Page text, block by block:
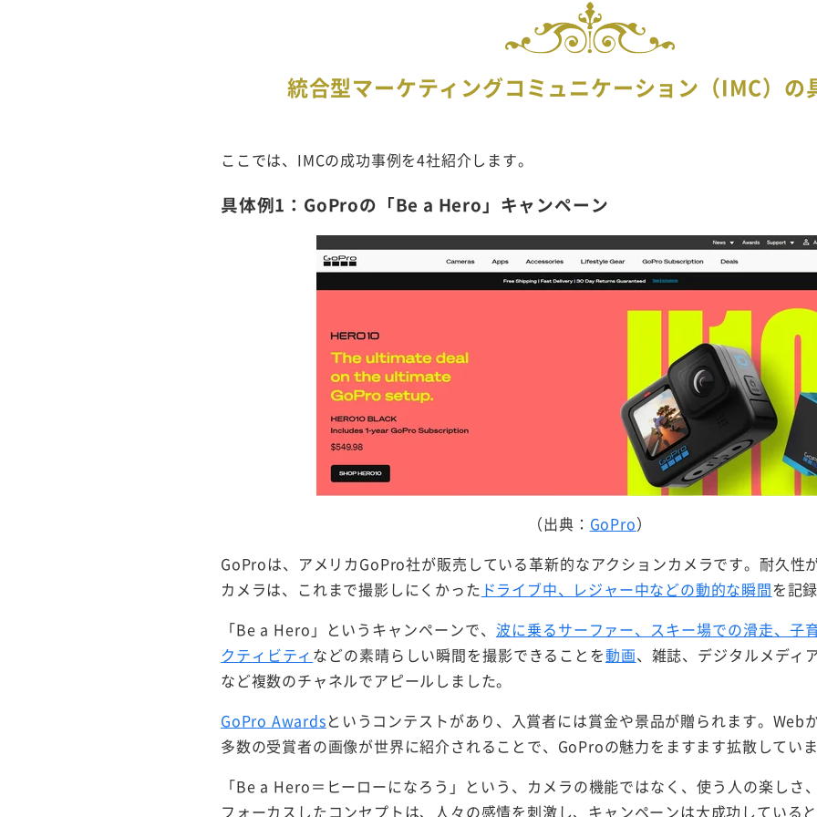
統合型マーケティングコミュニケーション（IMC）の
ここでは、IMCの成功事例を4社紹介します。
具体例1：GoProの「Be a Hero」キャンペーン
（出典： GoPro）
GoProは、アメリカGoPro社が販売している革新的なアクションカメラです。耐久性
カメラは、これまで撮影しにくかった ドライブ中、レジャー中などの動的な瞬間を記
「Be a Hero」というキャンペーンで、 波に乗るサーファー、スキー場での滑走、子
クティビティ などの素晴らしい瞬間を撮影できることを動画、雑誌、デジタルメディ
など複数のチャネルでアピールしました。
GoPro Awardsというコンテストがあり、入賞者には賞金や景品が贈られます。Web
多数の受賞者の画像が世界に紹介されることで、GoProの魅力をますます拡散してい
「Be a Hero＝ヒーローになろう」という、カメラの機能ではなく、使う人の楽しさ
フォーカスしたコンセプトは、人々の感情を刺激し、キャンペーンは大成功している